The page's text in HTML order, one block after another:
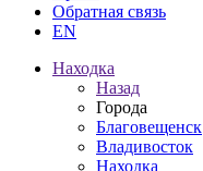
Обратная связь
EN
Находка
Назад
Города
Благовещенск
Владивосток
Находка